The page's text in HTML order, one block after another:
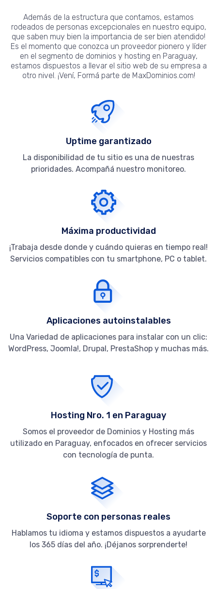
Además de la estructura que contamos, estamos
rodeados de personas excepcionales en nuestro equipo,
que saben muy bien la importancia de ser bien atendido!
Es el momento que conozca un proveedor pionero y líder
en el segmento de dominios y hosting en Paraguay,
estamos dispuestos a llevar el sitio web de su empresa a
otro nivel. ¡Vení, Formá parte de MaxDominios.com!
Uptime garantizado
La disponibilidad de tu sitio es una de nuestras
prioridades. Acompañá nuestro monitoreo.
Máxima productividad
¡Trabaja desde donde y cuándo quieras en tiempo real!
Servicios compatibles con tu smartphone, PC o tablet.
Aplicaciones autoinstalables
Una Variedad de aplicaciones para instalar con un clic:
WordPress, Joomla!, Drupal, PrestaShop y muchas más.
Hosting Nro. 1 en Paraguay
Somos el proveedor de Dominios y Hosting más
utilizado en Paraguay, enfocados en ofrecer servicios
con tecnología de punta.
Soporte con personas reales
Hablamos tu idioma y estamos dispuestos a ayudarte
los 365 días del año. ¡Déjanos sorprenderte!